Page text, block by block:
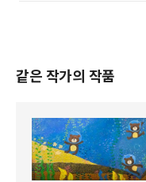
같은 작가의 작품